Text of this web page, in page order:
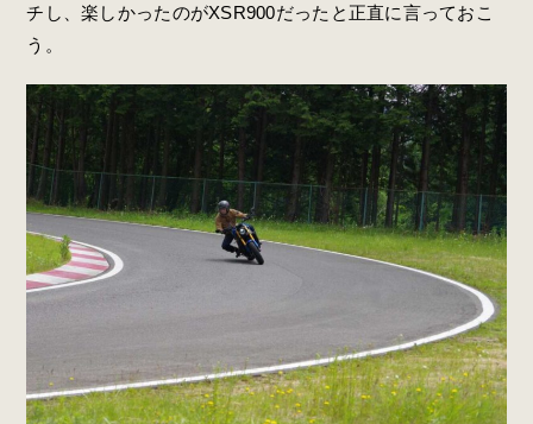
チし、楽しかったのがXSR900だったと正直に言っておこ
う。